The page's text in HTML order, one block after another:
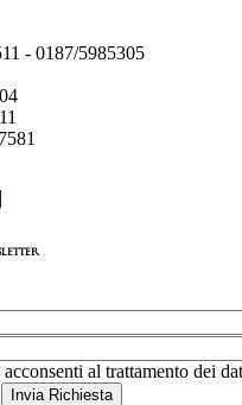
- 0187/5985305
al trattamento dei
Invia Richiesta